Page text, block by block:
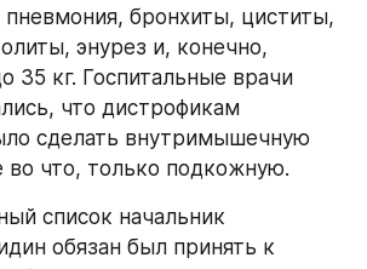
бронхиты, циститы,
энурез и, конечно,
35 кг. Госпитальные врачи
что дистрофикам
сделать внутримышечную
что, только подкожную.
список начальник
обязан был принять к